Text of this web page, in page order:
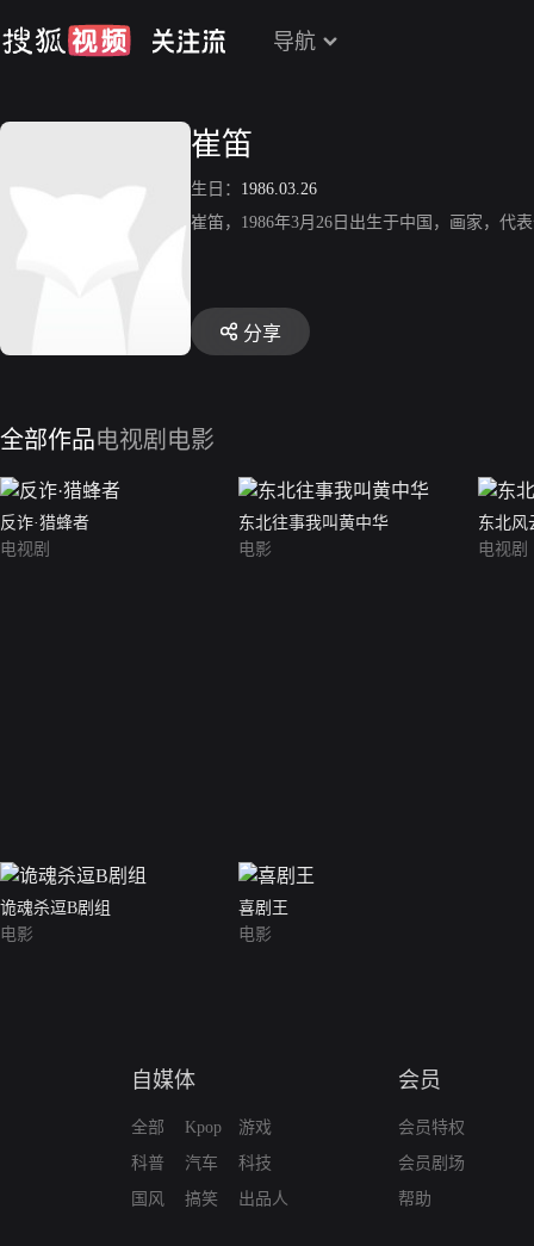
导航
崔笛
生日： 1986.03.26
崔笛，1986年3月26日出生于中国，画家，代
分享
全部作品电视剧 电影
反诈·猎蜂者
电视剧
东北往事我叫黄中华
电影
东北风
电视剧
诡魂杀逗B剧组
电影
喜剧王
电影
自媒体
全部
科普
国风
Kpop
汽车
搞笑
游戏
科技
出品人
会员
会员特权
会员剧场
帮助